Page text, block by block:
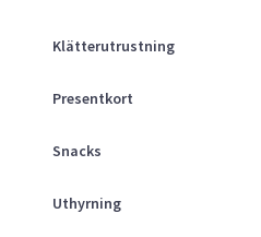
Klätterutrustning
Presentkort
Snacks
Uthyrning